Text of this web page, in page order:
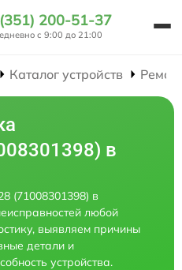
200-51-37
с 9:00 до 21:00
Каталог устройств
в
(71008301398) в
любой
выявляем причины
детали и
устройства.